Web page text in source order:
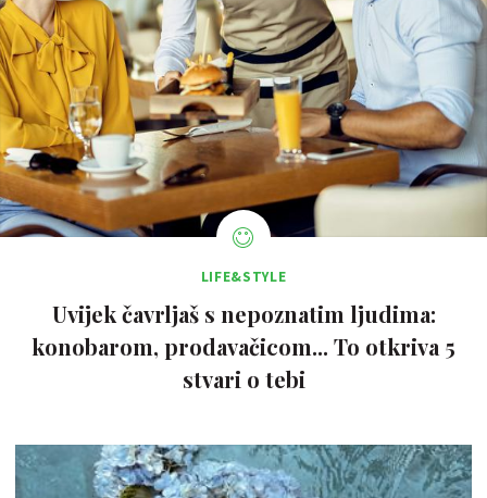
LIFE&STYLE
Uvijek čavrljaš s nepoznatim ljudima:
konobarom, prodavačicom... To otkriva 5
stvari o tebi